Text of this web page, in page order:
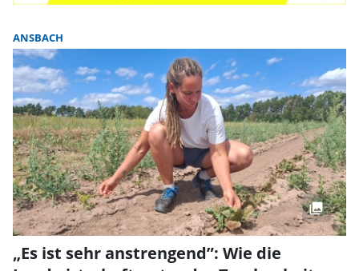
ANSBACH
„Es ist sehr anstrengend”: Wie die